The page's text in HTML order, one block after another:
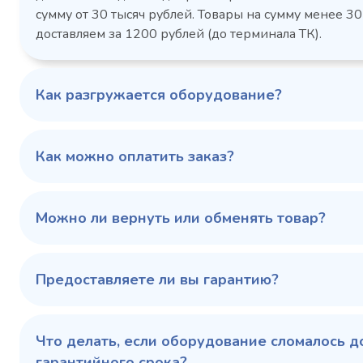
сутки, кВт/ч, не
размеры (Д х Ш х В),
режим, °C
100 343 ₽ ✓ В наличии
размеры
мм
Серия
102
сумму от 30 тысяч рублей. Товары на сумму менее
доставляем за 1200 рублей (до терминала ТК).
Как разгружается оборудование?
Как можно оплатить заказ?
Можно ли вернуть или обменять товар?
Предоставляете ли вы гарантию?
Что делать, если оборудование сломалось